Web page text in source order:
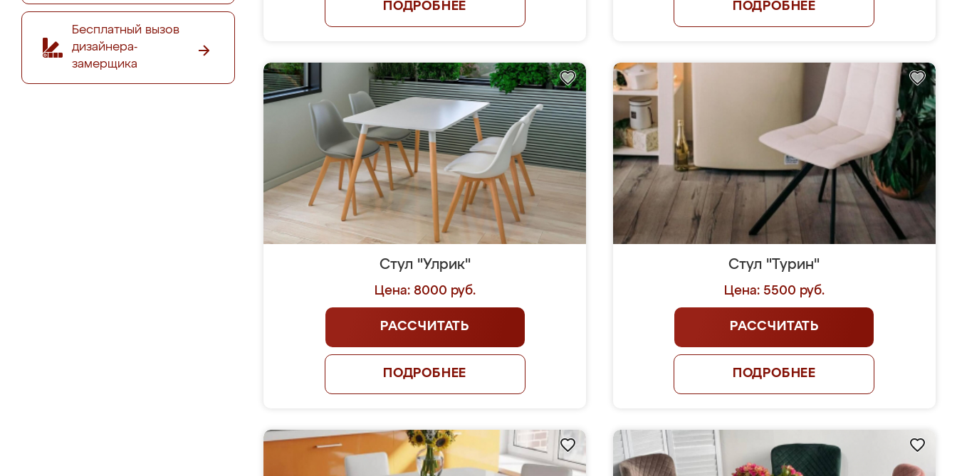
Бесплатный вызов
дизайнера-
замерщика
ПОДРОБНЕЕ ПОДРОБНЕЕ
Стул "Улрик"
Цена: 8000 руб.
РАССЧИТАТЬ
ПОДРОБНЕЕ
Стул "Турин"
Цена: 5500 руб.
РАССЧИТАТЬ
ПОДРОБНЕЕ